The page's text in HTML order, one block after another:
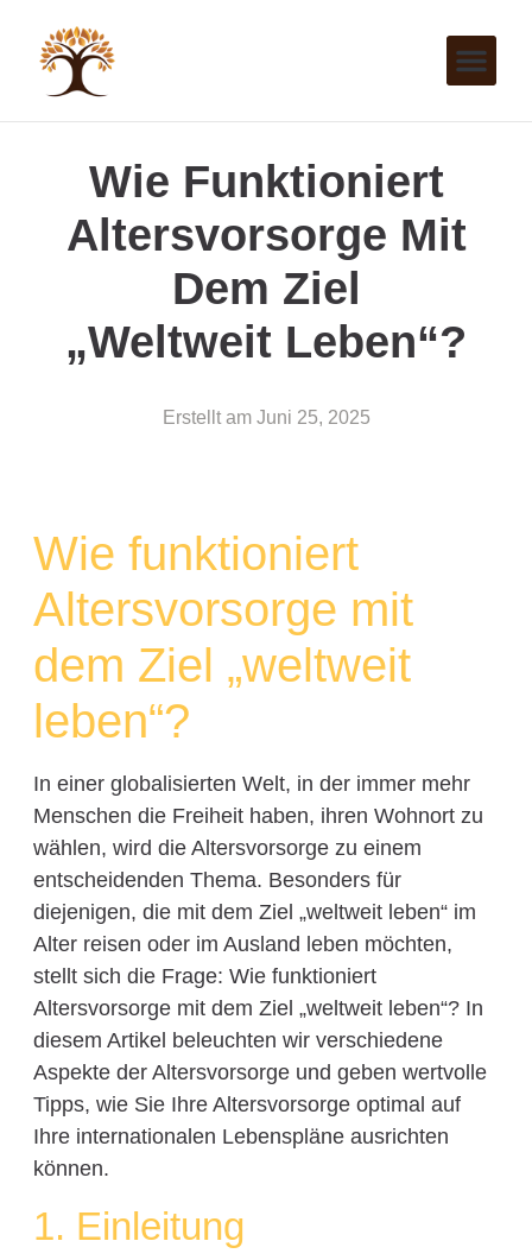
Wie Funktioniert
Altersvorsorge Mit
Dem Ziel
„weltweit Leben“?
Erstellt am Juni 25, 2025
Wie funktioniert
Altersvorsorge mit
dem Ziel „weltweit
leben“?
In einer globalisierten Welt, in der immer mehr
Menschen die Freiheit haben, ihren Wohnort zu
wählen, wird die Altersvorsorge zu einem
entscheidenden Thema. Besonders für
diejenigen, die mit dem Ziel „weltweit leben“ im
Alter reisen oder im Ausland leben möchten,
stellt sich die Frage: Wie funktioniert
Altersvorsorge mit dem Ziel „weltweit leben“? In
diesem Artikel beleuchten wir verschiedene
Aspekte der Altersvorsorge und geben wertvolle
Tipps, wie Sie Ihre Altersvorsorge optimal auf
Ihre internationalen Lebenspläne ausrichten
können.
1. Einleitung